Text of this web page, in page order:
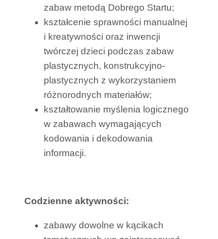
zabaw metodą Dobrego Startu;
kształcenie sprawności manualnej
i kreatywności oraz inwencji
twórczej dzieci podczas zabaw
plastycznych, konstrukcyjno-
plastycznych z wykorzystaniem
różnorodnych materiałów;
kształtowanie myślenia logicznego
w zabawach wymagających
kodowania i dekodowania
informacji.
Codzienne aktywności:
zabawy dowolne w kącikach